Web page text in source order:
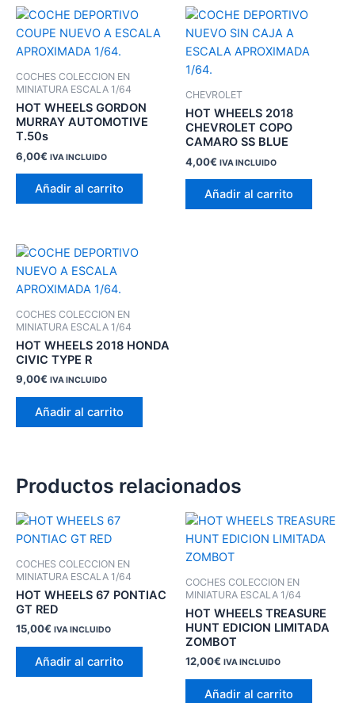
COCHES COLECCION EN
MINIATURA ESCALA 1/64
HOT WHEELS GORDON
MURRAY AUTOMOTIVE
T.50s
6,00€ IVA INCLUIDO
Añadir al carrito
CHEVROLET
HOT WHEELS 2018
CHEVROLET COPO
CAMARO SS BLUE
4,00€ IVA INCLUIDO
Añadir al carrito
COCHES COLECCION EN
MINIATURA ESCALA 1/64
HOT WHEELS 2018 HONDA
CIVIC TYPE R
9,00€ IVA INCLUIDO
Añadir al carrito
Productos relacionados
COCHES COLECCION EN
MINIATURA ESCALA 1/64
HOT WHEELS 67 PONTIAC
GT RED
15,00€ IVA INCLUIDO
Añadir al carrito
COCHES COLECCION EN
MINIATURA ESCALA 1/64
HOT WHEELS TREASURE
HUNT EDICION LIMITADA
ZOMBOT
12,00€ IVA INCLUIDO
Añadir al carrito